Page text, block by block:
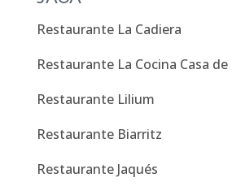
Restaurante La Cadiera
Restaurante La Cocina Casa
Restaurante Lilium
Restaurante Biarritz
Restaurante Jaqués